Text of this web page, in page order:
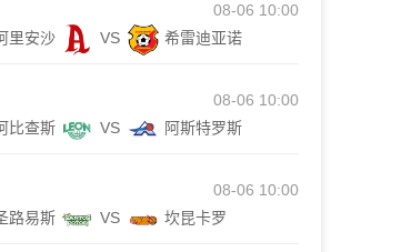
08-06 10:00
里安沙
VS 希雷迪亚诺
08-06 10:00
比查斯
VS 阿斯特罗斯
08-06 10:00
路易斯
VS 坎昆卡罗